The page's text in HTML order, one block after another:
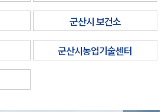
군산시 보건소
군산시농업기술센터